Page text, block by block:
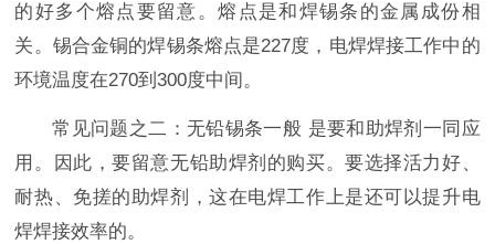
的好多个熔点要留意。熔点是和焊锡条的金属成份相
关。锡合金铜的焊锡条熔点是227度，电焊焊接工作中的
环境温度在270到300度中间。
常见问题之二：无铅锡条一般 是要和助焊剂一同应
用。因此，要留意无铅助焊剂的购买。要选择活力好、
耐热、免搓的助焊剂，这在电焊工作上是还可以提升电
焊焊接效率的。